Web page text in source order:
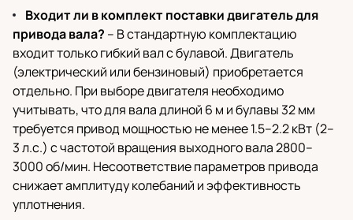
Входит ли в комплект поставки двигатель для
привода вала? – В стандартную комплектацию
входит только гибкий вал с булавой. Двигатель
(электрический или бензиновый) приобретается
отдельно. При выборе двигателя необходимо
учитывать, что для вала длиной 6 м и булавы 32 мм
требуется привод мощностью не менее 1.5–2.2 кВт (2–
3 л.с.) с частотой вращения выходного вала 2800–
3000 об/мин. Несоответствие параметров привода
снижает амплитуду колебаний и эффективность
уплотнения.